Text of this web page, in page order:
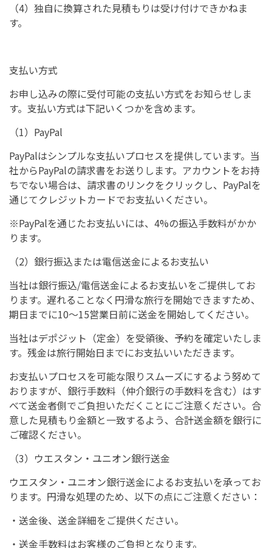
（4）独自に換算された見積もりは受け付けできかねま
す。
支払い方式
お申し込みの際に受付可能の支払い方式をお知らせしま
す。支払い方式は下記いくつかを含めます。
（1）PayPal
PayPalはシンプルな支払いプロセスを提供しています。当
社からPayPalの請求書をお送りします。アカウントをお持
ちでない場合は、請求書のリンクをクリックし、PayPalを
通じてクレジットカードでお支払いください。
※PayPalを通じたお支払いには、4%の振込手数料がかか
ります。
（2）銀行振込または電信送金によるお支払い
当社は銀行振込/電信送金によるお支払いをご提供してお
ります。遅れることなく円滑な旅行を開始できますため、
期日までに10～15営業日前に送金を開始してください。
当社はデポジット（定金）を受領後、予約を確定いたしま
す。残金は旅行開始日までにお支払いいただきます。
お支払いプロセスを可能な限りスムーズにするよう努めて
おりますが、銀行手数料（仲介銀行の手数料を含む）はす
べて送金者側でご負担いただくことにご注意ください。合
意した見積もり金額と一致するよう、合計送金額を銀行に
ご確認ください。
（3）ウエスタン・ユニオン銀行送金
ウエスタン・ユニオン銀行送金によるお支払いを承ってお
ります。円滑な処理のため、以下の点にご注意ください：
・送金後、送金詳細をご提供ください。
・送金手数料はお客様のご負担となります。